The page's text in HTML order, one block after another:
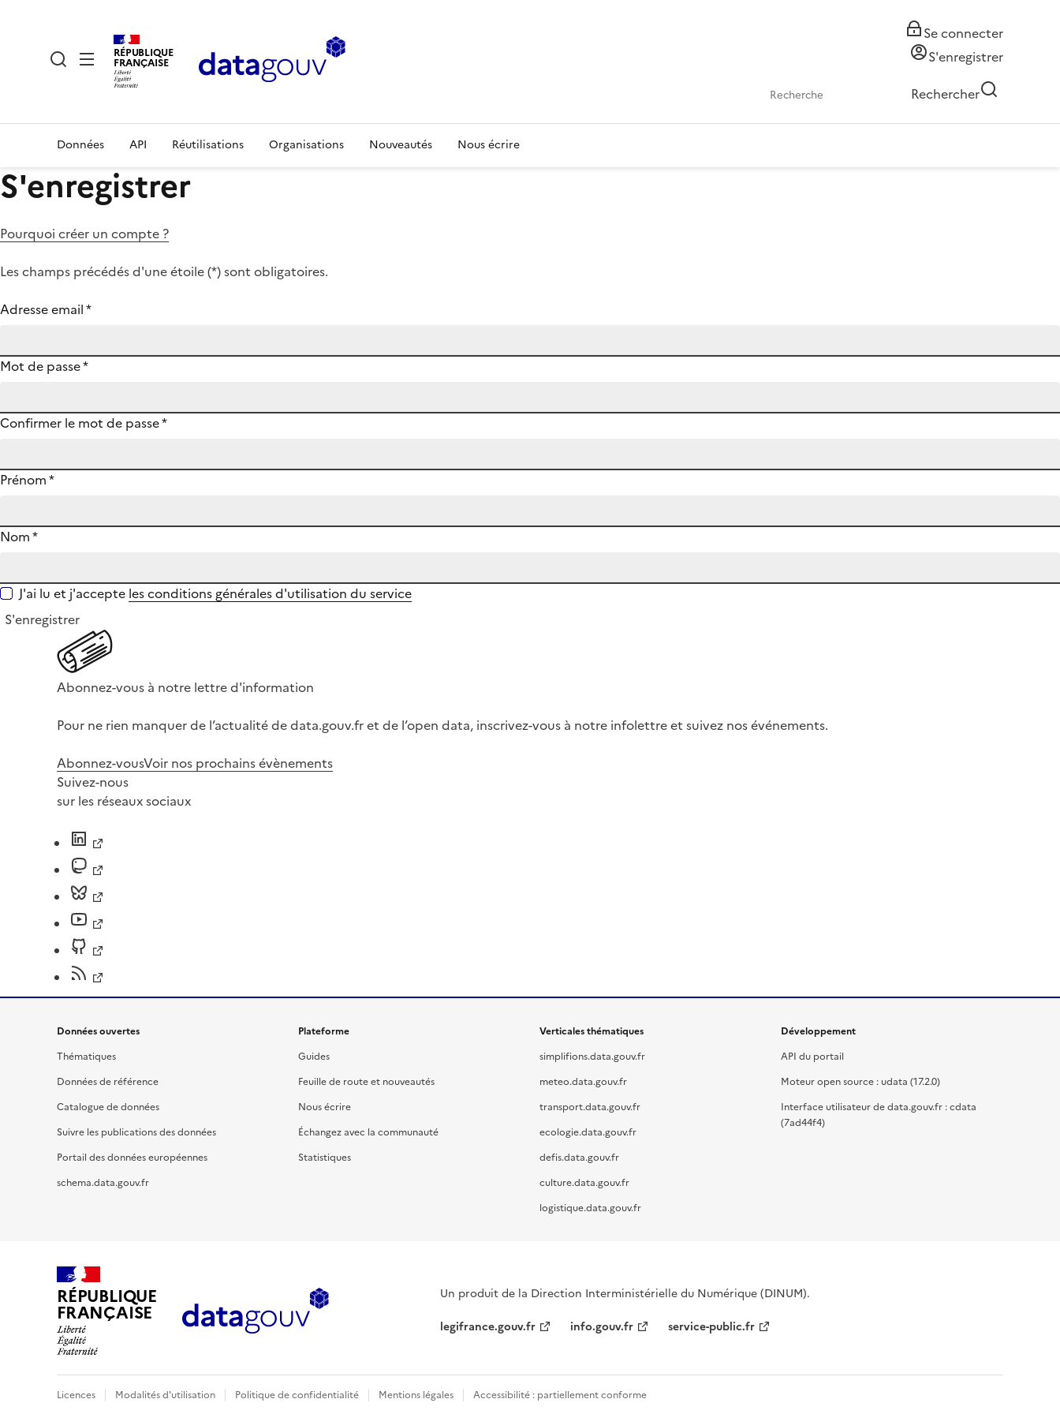
RÉPUBLIQUE
FRANÇAISE
Se connecter
S'enregistrer
Rechercher
Données API Réutilisations Organisations Nouveautés Nous écrire
S'enregistrer
Pourquoi créer un compte ?
Les champs précédés d'une étoile (*) sont obligatoires.
Adresse email*
Mot de passe*
Confirmer le mot de passe*
Prénom*
Nom*
J'ai lu et j'accepte les conditions générales d'utilisation du service
S'enregistrer
Abonnez-vous à notre lettre d'information
Pour ne rien manquer de l’actualité de data.gouv.fr et de l’open data, inscrivez-vous à notre infolettre et suivez nos événements.
Abonnez-vousVoir nos prochains évènements
Suivez-nous
sur les réseaux sociaux
Données ouvertes
Thématiques
Données de référence
Catalogue de données
Suivre les publications des données
Portail des données européennes
schema.data.gouv.fr
Plateforme
Guides
Feuille de route et nouveautés
Nous écrire
Échangez avec la communauté
Statistiques
Verticales thématiques
simplifions.data.gouv.fr
meteo.data.gouv.fr
transport.data.gouv.fr
ecologie.data.gouv.fr
defis.data.gouv.fr
culture.data.gouv.fr
logistique.data.gouv.fr
Développement
API du portail
Moteur open source : udata (17.2.0)
Interface utilisateur de data.gouv.fr : cdata
(7ad44f4)
RÉPUBLIQUE
FRANÇAISE
Un produit de la Direction Interministérielle du Numérique (DINUM).
legifrance.gouv.fr
info.gouv.fr service-public.fr
Licences Modalités d'utilisation Politique de confidentialité Mentions légales Accessibilité : partiellement conforme